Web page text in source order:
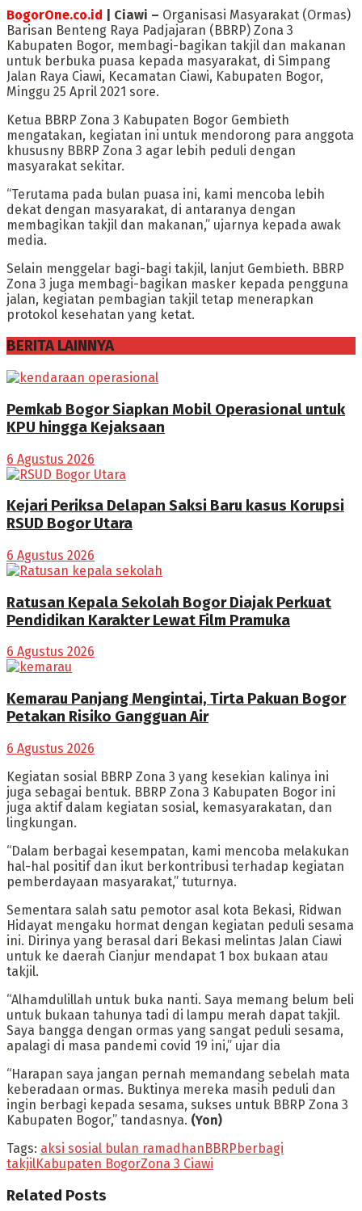
BogorOne.co.id | Ciawi – Organisasi Masyarakat (Ormas)
Barisan Benteng Raya Padjajaran (BBRP) Zona 3
Kabupaten Bogor, membagi-bagikan takjil dan makanan
untuk berbuka puasa kepada masyarakat, di Simpang
Jalan Raya Ciawi, Kecamatan Ciawi, Kabupaten Bogor,
Minggu 25 April 2021 sore.
Ketua BBRP Zona 3 Kabupaten Bogor Gembieth
mengatakan, kegiatan ini untuk mendorong para anggota
khususny BBRP Zona 3 agar lebih peduli dengan
masyarakat sekitar.
“Terutama pada bulan puasa ini, kami mencoba lebih
dekat dengan masyarakat, di antaranya dengan
membagikan takjil dan makanan,” ujarnya kepada awak
media.
Selain menggelar bagi-bagi takjil, lanjut Gembieth. BBRP
Zona 3 juga membagi-bagikan masker kepada pengguna
jalan, kegiatan pembagian takjil tetap menerapkan
protokol kesehatan yang ketat.
BERITA LAINNYA
Pemkab Bogor Siapkan Mobil Operasional untuk
KPU hingga Kejaksaan
6 Agustus 2026
Kejari Periksa Delapan Saksi Baru kasus Korupsi
RSUD Bogor Utara
6 Agustus 2026
Ratusan Kepala Sekolah Bogor Diajak Perkuat
Pendidikan Karakter Lewat Film Pramuka
6 Agustus 2026
Kemarau Panjang Mengintai, Tirta Pakuan Bogor
Petakan Risiko Gangguan Air
6 Agustus 2026
Kegiatan sosial BBRP Zona 3 yang kesekian kalinya ini
juga sebagai bentuk. BBRP Zona 3 Kabupaten Bogor ini
juga aktif dalam kegiatan sosial, kemasyarakatan, dan
lingkungan.
“Dalam berbagai kesempatan, kami mencoba melakukan
hal-hal positif dan ikut berkontribusi terhadap kegiatan
pemberdayaan masyarakat,” tuturnya.
Sementara salah satu pemotor asal kota Bekasi, Ridwan
Hidayat mengaku hormat dengan kegiatan peduli sesama
ini. Dirinya yang berasal dari Bekasi melintas Jalan Ciawi
untuk ke daerah Cianjur mendapat 1 box bukaan atau
takjil.
“Alhamdulillah untuk buka nanti. Saya memang belum beli
untuk bukaan tahunya tadi di lampu merah dapat takjil.
Saya bangga dengan ormas yang sangat peduli sesama,
apalagi di masa pandemi covid 19 ini,” ujar dia
“Harapan saya jangan pernah memandang sebelah mata
keberadaan ormas. Buktinya mereka masih peduli dan
ingin berbagi kepada sesama, sukses untuk BBRP Zona 3
Kabupaten Bogor,” tandasnya. (Yon)
Tags: aksi sosial bulan ramadhanBBRPberbagi
takjilKabupaten BogorZona 3 Ciawi
Related Posts